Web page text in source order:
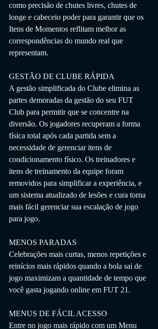
como precisão de chutes livres, chutes de
longe e cabeceio poder para garantir que os
Itens de Momentos reflitam melhor as
correspondências do mundo real que
representam.
GESTÃO DE CLUBE RÁPIDA
A gestão simplificada do Clube elimina as
partes demoradas da gestão do seu FUT
Club para permitir que se concentre na
diversão. Os jogadores recuperam a forma
física total após cada partida sem a
necessidade de gerenciar itens de
condicionamento físico. Os treinadores e
itens de treinamento da equipe foram
removidos para simplificar a experiência, e
um sistema atualizado de lesões e cura torna
mais fácil gerenciar sua escalação de jogo
para jogo.
MENOS PARADAS
Celebrações mais curtas, menos repetições e
reinícios mais rápidos quando a bola sai de
jogo maximizam a quantidade de tempo que
você gasta jogando online em FUT 21.
MENUS DE FÁCIL ACESSO
Entre no jogo mais rápido com um Menu